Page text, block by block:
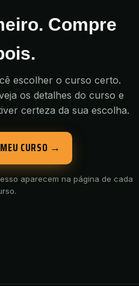
Compre
escolher o curso certo.
os detalhes do curso e
certeza da sua escolha.
CURSO →
aparecem na página de cada